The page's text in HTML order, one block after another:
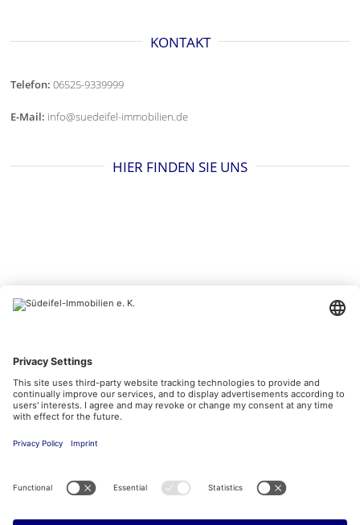
KONTAKT
Telefon: 06525-9339999
E-Mail: info@suedeifel-immobilien.de
HIER FINDEN SIE UNS
Impressum